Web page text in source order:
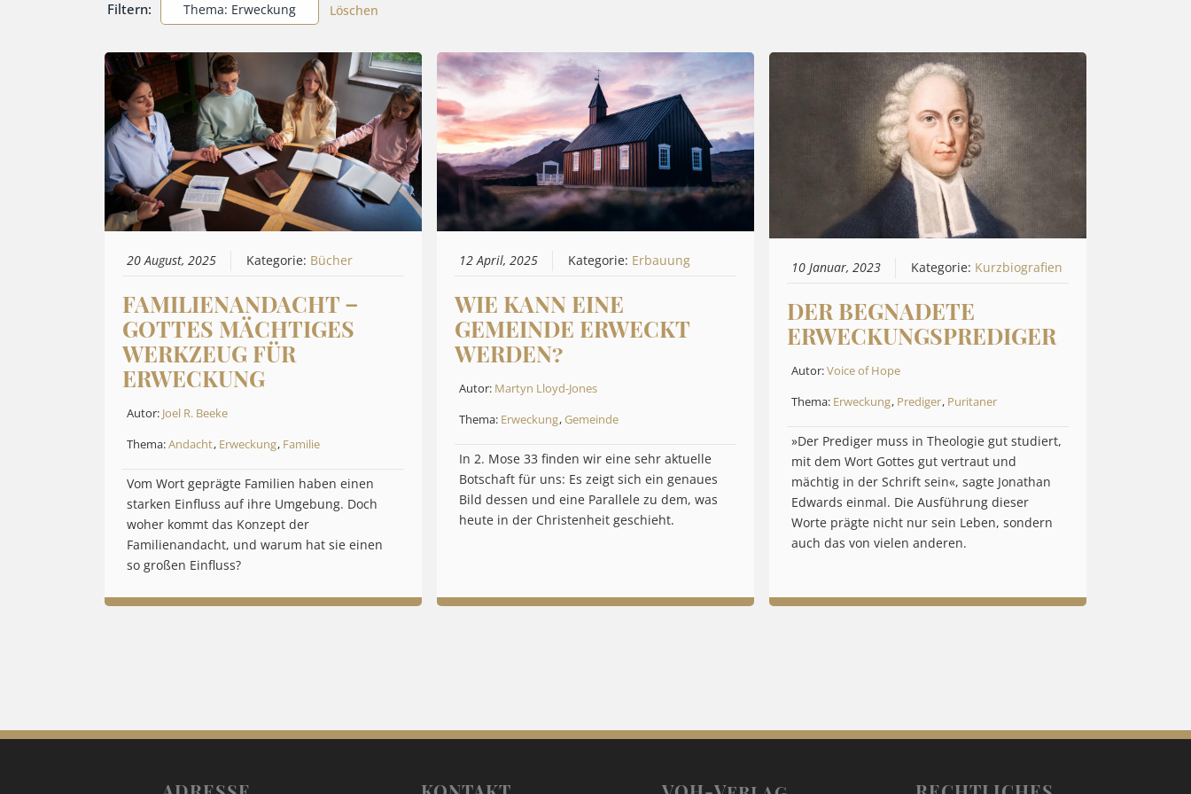
Filtern: Thema: Erweckung Löschen
20 August, 2025 Kategorie: Bücher
FAMILIENANDACHT –
GOTTES MÄCHTIGES
WERKZEUG FÜR
ERWECKUNG
Autor: Joel R. Beeke
Thema:Andacht, Erweckung, Familie
Vom Wort geprägte Familien haben einen
starken Einfluss auf ihre Umgebung. Doch
woher kommt das Konzept der
Familienandacht, und warum hat sie einen
so großen Einfluss?
12 April, 2025 Kategorie: Erbauung
WIE KANN EINE
GEMEINDE ERWECKT
WERDEN?
Autor: Martyn Lloyd-Jones
Thema: Erweckung,Gemeinde
In 2. Mose 33 finden wir eine sehr aktuelle
Botschaft für uns: Es zeigt sich ein genaues
Bild dessen und eine Parallele zu dem, was
heute in der Christenheit geschieht.
10 Januar, 2023 Kategorie: Kurzbiografien
DER BEGNADETE
ERWECKUNGSPREDIGER
Autor:Voice of Hope
Thema: Erweckung, Prediger, Puritaner
»Der Prediger muss in Theologie gut studiert,
mit dem Wort Gottes gut vertraut und
mächtig in der Schrift sein«, sagte Jonathan
Edwards einmal. Die Ausführung dieser
Worte prägte nicht nur sein Leben, sondern
auch das von vielen anderen.